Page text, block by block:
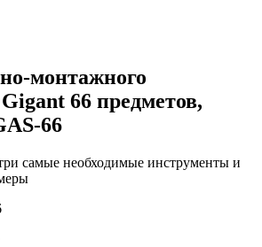
монтажного
66 предметов,
66
самые необходимые инструменты и